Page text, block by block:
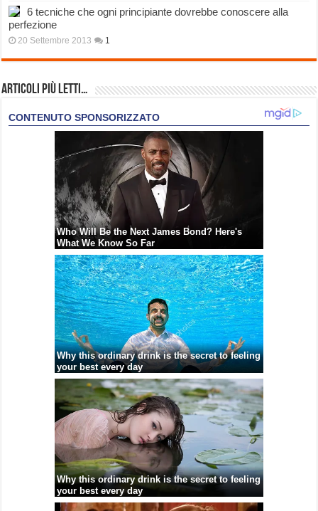
6 tecniche che ogni principiante dovrebbe conoscere alla
perfezione
20 Settembre 2013 1
Articoli più Letti…